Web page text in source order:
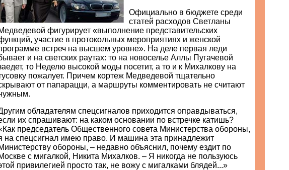
Официально в бюджете среди
статей расходов Светланы
фигурирует «выполнение представительских
участие в протокольных мероприятиях и женской
встреч на высшем уровне». На деле первая леди
и на светских раутах: то на новоселье Аллы Пугачевой
то Неделю высокой моды посетит, а то и к Михалкову на
пожалует. Причем кортеж Медведевой тщательно
от папарацци, а маршруты комментировать не считают
обладателям спецсигналов приходится оправдываться,
их спрашивают: на каком основании по встречке катишь?
председатель Общественного совета Министерства обороны,
на спецсигнал имею право. И машина эта принадлежит
обороны, – недавно объяснил, почему ездит по
с мигалкой, Никита Михалков. – Я никогда не пользуюсь
привилегией просто так, не вожу с мигалками блядей...»